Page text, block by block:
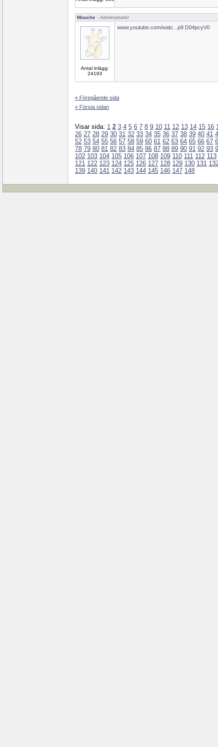
Mouche - Administratör
Antal inlägg:
24193
www.youtube.com/watc...p9 D04pcyV0
« Föregående sida
« Första sidan
Visar sida: 1 2 3 4 5 6 7 8 9 10 11 12 13 14 15 16
26 27 28 29 30 31 32 33 34 35 36 37 38 39 40 41
52 53 54 55 56 57 58 59 60 61 62 63 64 65 66 67
78 79 80 81 82 83 84 85 86 87 88 89 90 91 92 93
102 103 104 105 106 107 108 109 110 111 112 113
121 122 123 124 125 126 127 128 129 130 131
139 140 141 142 143 144 145 146 147 148